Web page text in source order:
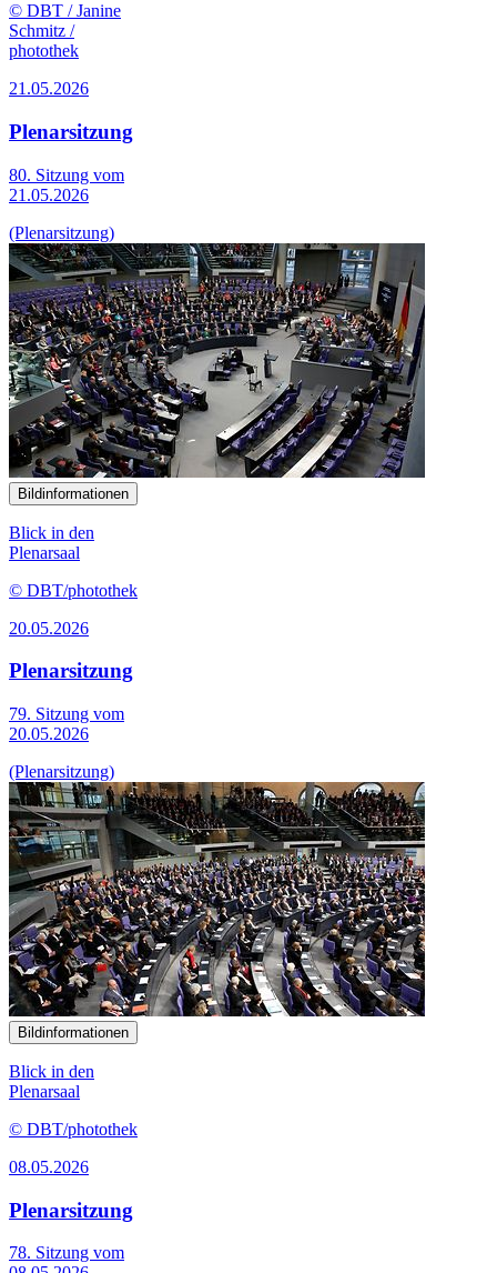
© DBT / Janine
Schmitz /
photothek
21.05.2026
Plenarsitzung
80. Sitzung vom
21.05.2026
(Plenarsitzung)
Bildinformationen
Blick in den
Plenarsaal
© DBT/photothek
20.05.2026
Plenarsitzung
79. Sitzung vom
20.05.2026
(Plenarsitzung)
Bildinformationen
Blick in den
Plenarsaal
© DBT/photothek
08.05.2026
Plenarsitzung
78. Sitzung vom